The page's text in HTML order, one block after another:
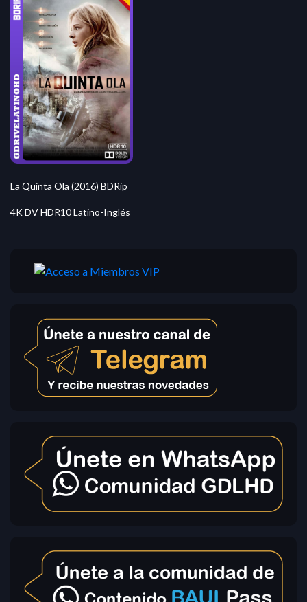
La Quinta Ola (2016) BDRip
4K DV HDR10 Latino-Inglés